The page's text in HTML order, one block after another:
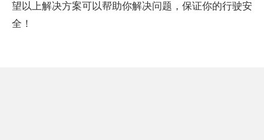
望以上解决方案可以帮助你解决问题，保证你的行驶安
全！